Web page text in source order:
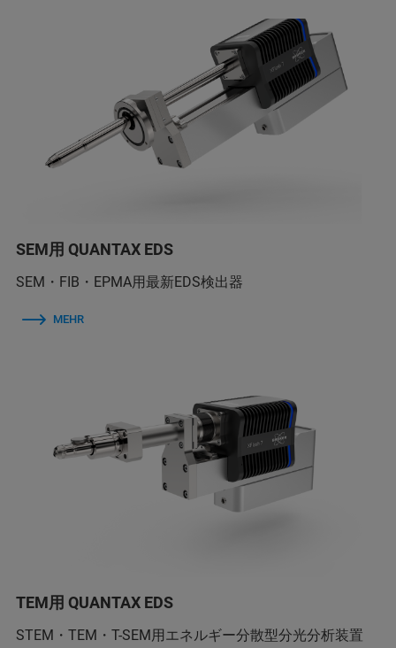
SEM用 QUANTAX EDS
SEM・FIB・EPMA用最新EDS検出器
MEHR
TEM用 QUANTAX EDS
STEM・TEM・T-SEM用エネルギー分散型分光分析装置